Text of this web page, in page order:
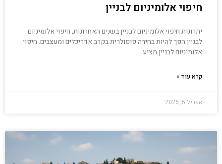
חיפוי אלומיניום לבניין
יתרונות חיפוי אלומיניום לבניין בשנים האחרונות, חיפוי אלומיניום
לבניין הפך להיות בחירה פופולרית בקרב אדריכלים ומעצבים. חיפוי
אלומיניום לבניין מציע
קרא עוד »
אפריל 5, 2026